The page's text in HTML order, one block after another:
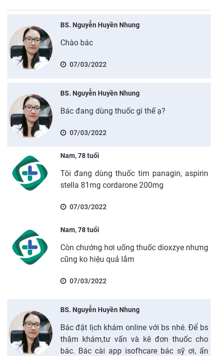
BS. Nguyễn Huyền Nhung
Chào bác
07/03/2022
BS. Nguyễn Huyền Nhung
Bác đang dùng thuốc gì thế ạ?
07/03/2022
Nam, 78 tuổi
Tôi đang dùng thuốc tim panagin, aspirin
stella 81mg cordarone 200mg
07/03/2022
Nam, 78 tuổi
Còn chướng hơi uống thuốc dioxzye nhưng
cũng ko hiệu quả lắm
07/03/2022
BS. Nguyễn Huyền Nhung
Bác đặt lịch khám online với bs nhé. Để bs
thăm khám,tư vấn và kê đơn thuốc cho
bác. Bác cài app isofhcare bác sỹ ơi, ấn